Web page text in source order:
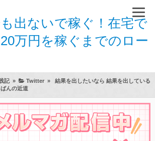
出ないで稼ぐ！在宅で
万円を稼ぐまでのロー
記» Twitter»
結果を出したいなら 結果を出している
んの近道